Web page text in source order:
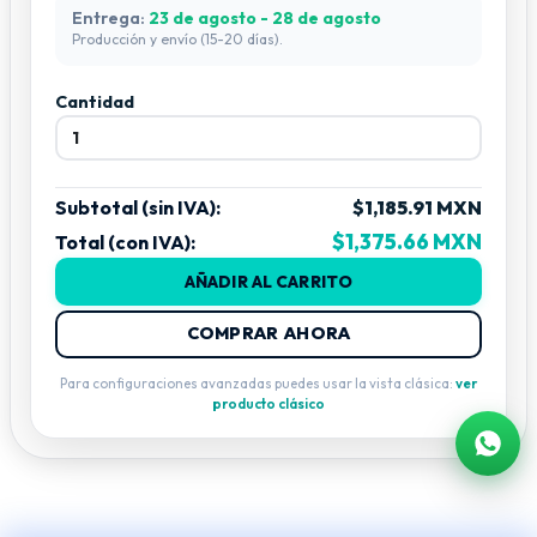
Entrega: 23 de agosto - 28 de agosto
Producción y envío (15-20 días).
Cantidad
Subtotal (sin IVA):
$1,185.91 MXN
Total (con IVA):
$1,375.66 MXN
AÑADIR AL CARRITO
COMPRAR AHORA
Para configuraciones avanzadas puedes usar la vista clásica: ver
producto clásico